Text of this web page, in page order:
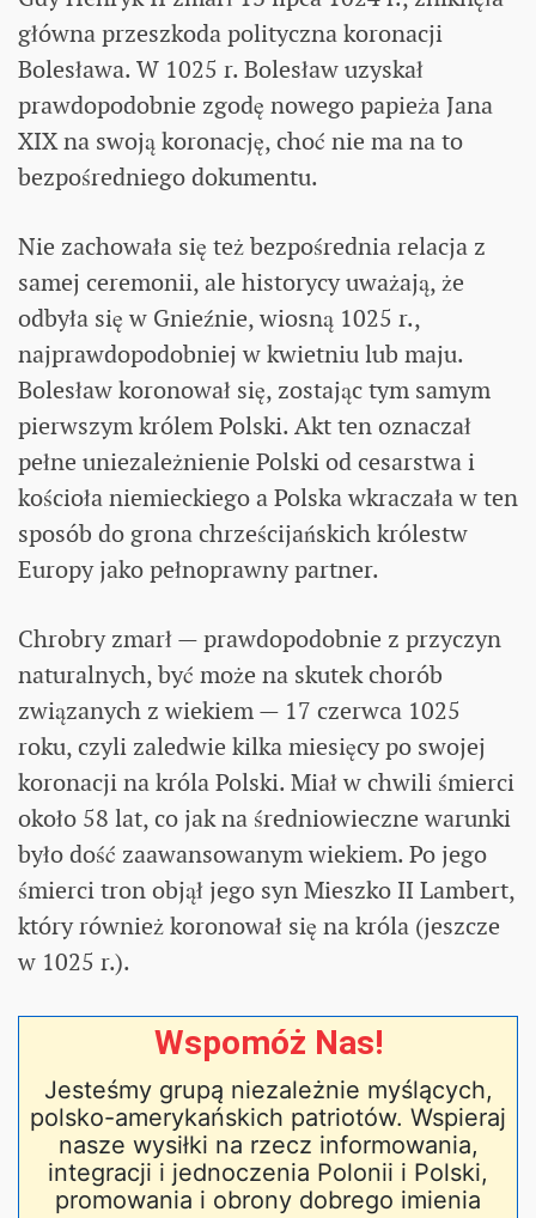
główna przeszkoda polityczna koronacji
Bolesława. W 1025 r. Bolesław uzyskał
prawdopodobnie zgodę nowego papieża Jana
XIX na swoją koronację, choć nie ma na to
bezpośredniego dokumentu.
Nie zachowała się też bezpośrednia relacja z
samej ceremonii, ale historycy uważają, że
odbyła się w Gnieźnie, wiosną 1025 r.,
najprawdopodobniej w kwietniu lub maju.
Bolesław koronował się, zostając tym samym
pierwszym królem Polski. Akt ten oznaczał
pełne uniezależnienie Polski od cesarstwa i
kościoła niemieckiego a Polska wkraczała w ten
sposób do grona chrześcijańskich królestw
Europy jako pełnoprawny partner.
Chrobry zmarł — prawdopodobnie z przyczyn
naturalnych, być może na skutek chorób
związanych z wiekiem — 17 czerwca 1025
roku, czyli zaledwie kilka miesięcy po swojej
koronacji na króla Polski. Miał w chwili śmierci
około 58 lat, co jak na średniowieczne warunki
było dość zaawansowanym wiekiem. Po jego
śmierci tron objął jego syn Mieszko II Lambert,
który również koronował się na króla (jeszcze
w 1025 r.).
Wspomóż Nas!
Jesteśmy grupą niezależnie myślących,
polsko-amerykańskich patriotów. Wspieraj
nasze wysiłki na rzecz informowania,
integracji i jednoczenia Polonii i Polski,
promowania i obrony dobrego imienia